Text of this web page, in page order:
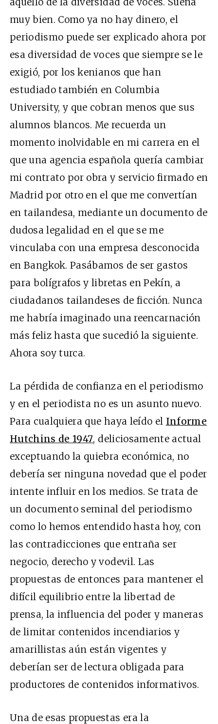
muy bien. Como ya no hay dinero, el
periodismo puede ser explicado ahora por
esa diversidad de voces que siempre se le
exigió, por los kenianos que han
estudiado también en Columbia
University, y que cobran menos que sus
alumnos blancos. Me recuerda un
momento inolvidable en mi carrera en el
que una agencia española quería cambiar
mi contrato por obra y servicio firmado en
Madrid por otro en el que me convertían
en tailandesa, mediante un documento de
dudosa legalidad en el que se me
vinculaba con una empresa desconocida
en Bangkok. Pasábamos de ser gastos
para bolígrafos y libretas en Pekín, a
ciudadanos tailandeses de ficción. Nunca
me habría imaginado una reencarnación
más feliz hasta que sucedió la siguiente.
Ahora soy turca.
La pérdida de confianza en el periodismo
y en el periodista no es un asunto nuevo.
Para cualquiera que haya leído el Informe
Hutchins de 1947, deliciosamente actual
exceptuando la quiebra económica, no
debería ser ninguna novedad que el poder
intente influir en los medios. Se trata de
un documento seminal del periodismo
como lo hemos entendido hasta hoy, con
las contradicciones que entraña ser
negocio, derecho y vodevil. Las
propuestas de entonces para mantener el
difícil equilibrio entre la libertad de
prensa, la influencia del poder y maneras
de limitar contenidos incendiarios y
amarillistas aún están vigentes y
deberían ser de lectura obligada para
productores de contenidos informativos.
Una de esas propuestas era la